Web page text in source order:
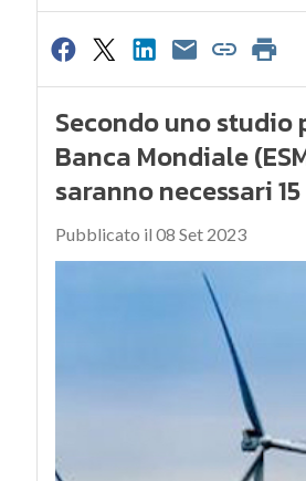
Secondo uno
Banca Mondiale
saranno necessari
Pubblicato il 08 Set 2023